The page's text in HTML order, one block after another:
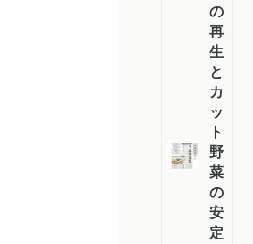
の
再
生
と
カ
ッ
ト
野
菜
の
安
定